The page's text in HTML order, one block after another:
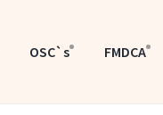
OSC`s FMDCA